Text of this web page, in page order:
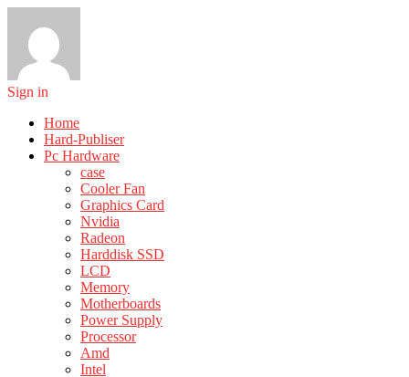
Sign in
Home
Hard-Publiser
Pc Hardware
case
Cooler Fan
Graphics Card
Nvidia
Radeon
Harddisk SSD
LCD
Memory
Motherboards
Power Supply
Processor
Amd
Intel